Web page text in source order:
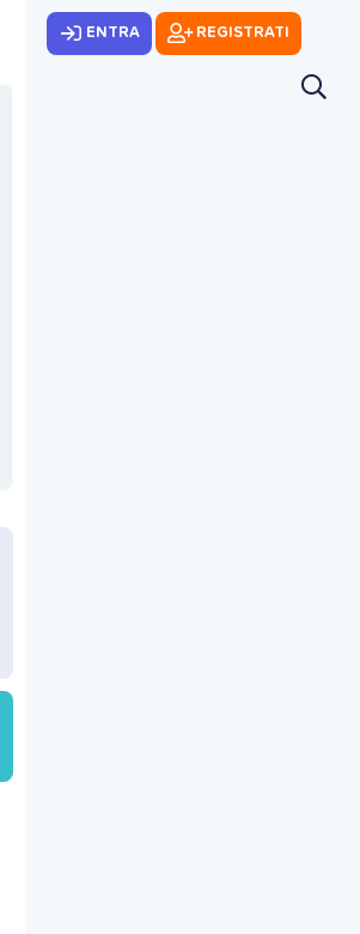
ENTRA REGISTRATI